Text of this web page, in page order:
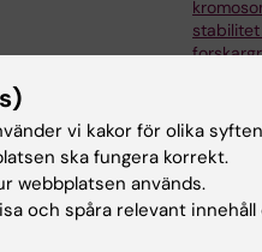
stabilitet
vi kakor för olika
ska fungera korrekt.
webbplatsen används.
och spåra relevant